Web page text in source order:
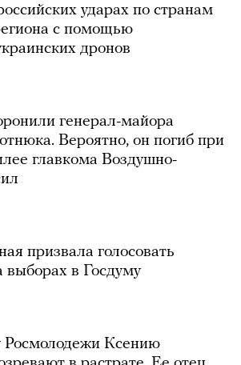
ударах по странам
с помощью
дронов
генерал-майора
Вероятно, он погиб при
главкома Воздушно-
призвала голосовать
выборах в Госдуму
Росмолодежи Ксению